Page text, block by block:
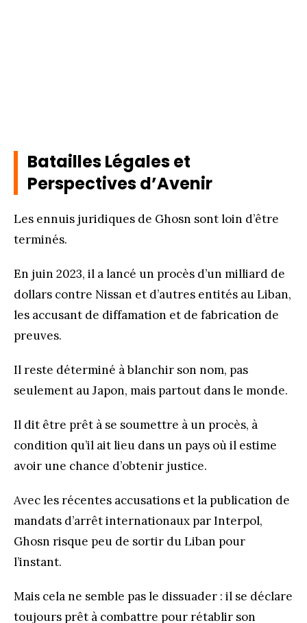
Batailles Légales et
Perspectives d’Avenir
Les ennuis juridiques de Ghosn sont loin d’être
terminés.
En juin 2023, il a lancé un procès d’un milliard de
dollars contre Nissan et d’autres entités au Liban,
les accusant de diffamation et de fabrication de
preuves.
Il reste déterminé à blanchir son nom, pas
seulement au Japon, mais partout dans le monde.
Il dit être prêt à se soumettre à un procès, à
condition qu’il ait lieu dans un pays où il estime
avoir une chance d’obtenir justice.
Avec les récentes accusations et la publication de
mandats d’arrêt internationaux par Interpol,
Ghosn risque peu de sortir du Liban pour
l’instant.
Mais cela ne semble pas le dissuader : il se déclare
toujours prêt à combattre pour rétablir son